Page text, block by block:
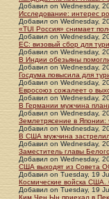
Добавил on Wednesday,
Исследование: интерес
Добавил on Wednesday,
«TUI Россия» снимает
Добавил on Wednesday,
ЕС: визовый сбор для
Добавил on Wednesday,
В Индии обезьяны
Добавил on Wednesday,
Госдума повысила для
Добавил on Wednesday,
Евросоюз сожалеет о
Добавил on Wednesday,
В Германии мужчина
Добавил on Wednesday,
Землетрясение в Японии:
Добавил on Wednesday,
В США мужчина
Добавил on Wednesday,
Заместитель главы
Добавил on Wednesday,
США выходят из Совета
Добавил on Tuesday, 19
Космические войска США.
Добавил on Tuesday, 19
Ким Чен Ын приехал в